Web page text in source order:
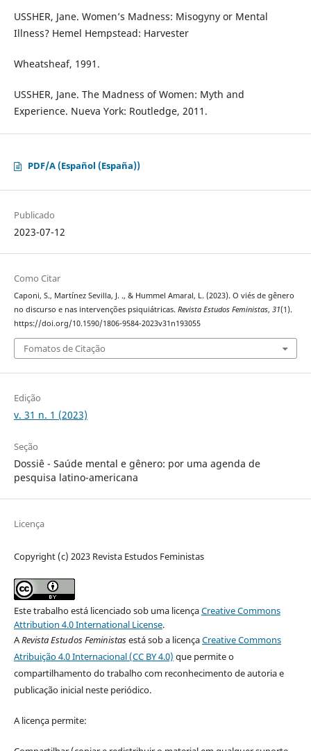
USSHER, Jane. Women’s Madness: Misogyny or Mental
Illness? Hemel Hempstead: Harvester
Wheatsheaf, 1991.
USSHER, Jane. The Madness of Women: Myth and
Experience. Nueva York: Routledge, 2011.
PDF/A (Español (España))
Publicado
2023-07-12
Como Citar
Caponi, S., Martínez Sevilla, J. ., & Hummel Amaral, L. (2023). O viés de gênero
no discurso e nas intervenções psiquiátricas. Revista Estudos Feministas, 31(1).
https://doi.org/10.1590/1806-9584-2023v31n193055
Fomatos de Citação
Edição
v. 31 n. 1 (2023)
Seção
Dossiê - Saúde mental e gênero: por uma agenda de
pesquisa latino-americana
Licença
Copyright (c) 2023 Revista Estudos Feministas
Este trabalho está licenciado sob uma licençaCreative Commons
Attribution 4.0 International License.
ARevista Estudos Feministasestá sob a licençaCreative Commons
Atribuição 4.0 Internacional (CC BY 4.0) que permite o
compartilhamento do trabalho com reconhecimento de autoria e
publicação inicial neste periódico.
A licença permite: